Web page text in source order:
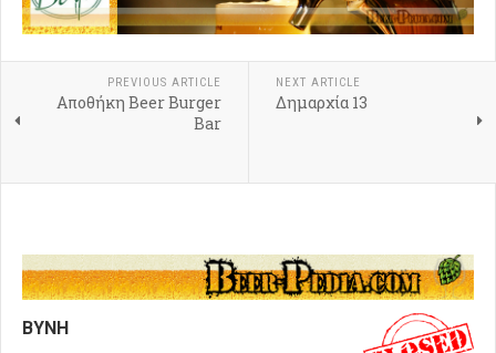
PREVIOUS ARTICLE
Αποθήκη Beer Burger
Bar
NEXT ARTICLE
Δημαρχία 13
BYNH